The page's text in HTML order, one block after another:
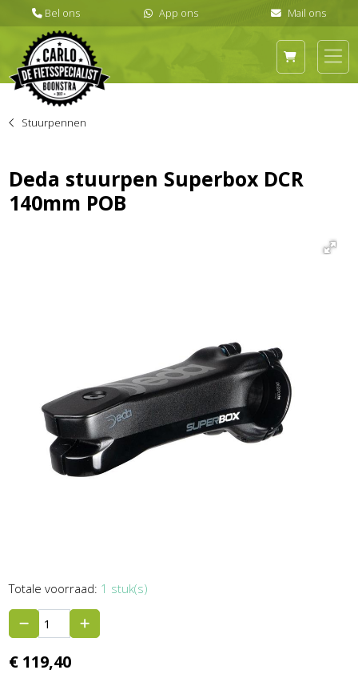
Stuurpennen
Deda stuurpen Superbox DCR
140mm POB
Totale voorraad: 1 stuk(s)
€ 119,40